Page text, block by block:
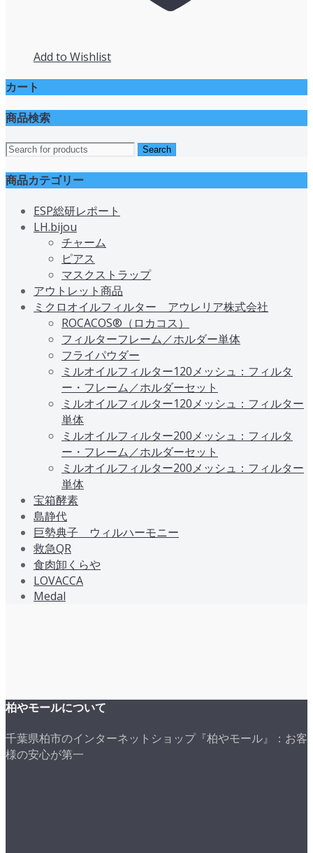
Add to Wishlist
カート
商品検索
商品カテゴリー
ESP総研レポート
LH.bijou
チャーム
ピアス
マスクストラップ
アウトレット商品
ミクロオイルフィルター アウレリア株式会社
ROCACOS®（ロカコス）
フィルターフレーム／ホルダー単体
フライパウダー
ミルオイルフィルター120メッシュ：フィルタ
ー・フレーム／ホルダーセット
ミルオイルフィルター120メッシュ：フィルター
単体
ミルオイルフィルター200メッシュ：フィルタ
ー・フレーム／ホルダーセット
ミルオイルフィルター200メッシュ：フィルター
単体
宝箱酵素
島静代
巨勢典子 ウィルハーモニー
救急QR
食肉卸くらや
LOVACCA
Medal
柏やモールについて
千葉県柏市のインターネットショップ『柏やモール』：お客
様の安心が第一